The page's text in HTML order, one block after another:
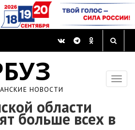
НОВОСТИ
области
больше всех в